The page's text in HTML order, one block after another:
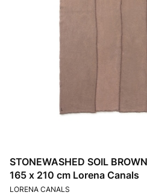
STONEWASHED SOIL
165 x 210 cm Lorena Canals
PRODUCENT
LORENA CANALS